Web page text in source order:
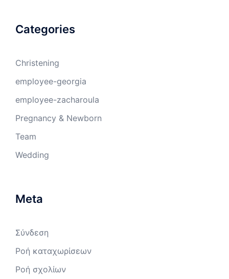
Categories
Christening
employee-georgia
employee-zacharoula
Pregnancy & Newborn
Team
Wedding
Meta
Σύνδεση
Ροή καταχωρίσεων
Ροή σχολίων